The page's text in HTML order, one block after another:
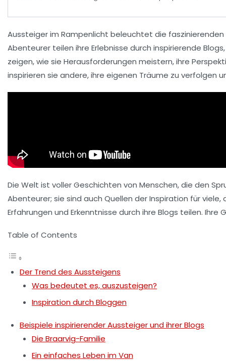
Aussteiger im Rampenlicht beleuchtet die faszinierenden
Abenteurer teilen ihre Erlebnisse durch inspirierende Blogs
zeigen, wie sie Herausforderungen meistern, ihre
inspirieren sie andere, ihre eigenen Träume zu verfolgen
Die Welt ist voller Geschichten von Menschen, die den
Abenteurer; sie sind auch Quellen der Inspiration für
Erfahrungen und Erkenntnisse durch ihre Blogs teilen.
Table of Contents
Der Trend des Aussteigens
Was bedeutet es, auszusteigen?
Inspiration durch Bloggen
Beispiele inspirierender Aussteiger und ihrer Blogs
Die Braarvig-Familie
Ein einfaches Leben im Van